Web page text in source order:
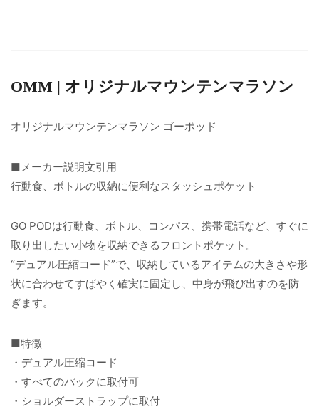
OMM | オリジナルマウンテンマラソン
オリジナルマウンテンマラソン ゴーポッド
■メーカー説明文引用
行動食、ボトルの収納に便利なスタッシュポケット
GO PODは行動食、ボトル、コンパス、携帯電話など、すぐに
取り出したい小物を収納できるフロントポケット。
“デュアル圧縮コード”で、収納しているアイテムの大きさや形
状に合わせてすばやく確実に固定し、中身が飛び出すのを防
ぎます。
■特徴
・デュアル圧縮コード
・すべてのパックに取付可
・ショルダーストラップに取付